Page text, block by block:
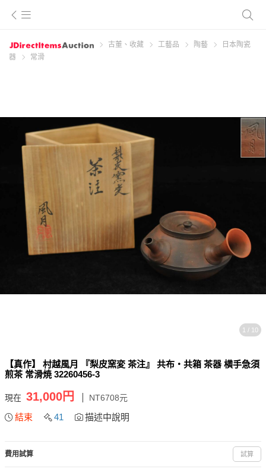
古董、收藏 工藝品 陶藝
日本陶瓷
器
常滑
1 / 10
【真作】 村越風月 『梨皮窯変 茶注』 共布・共箱 茶器 横手急須
煎茶 常滑焼 32260456-3
現在 31,000円 NT6708元
結束 41 描述中說明
費用試算 試算